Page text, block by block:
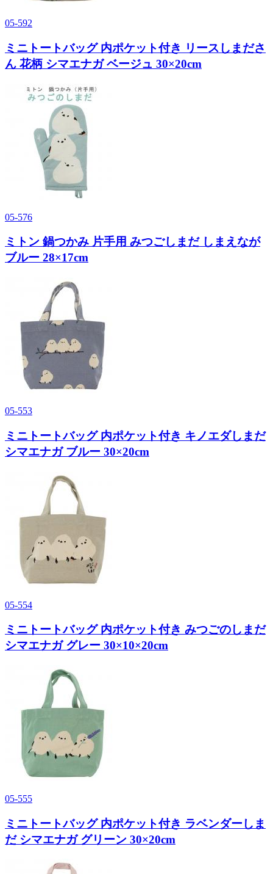
05-592
ミニトートバッグ 内ポケット付き リースしまださ
ん 花柄 シマエナガ ベージュ 30×20cm
05-576
ミトン 鍋つかみ 片手用 みつごしまだ しまえなが
ブルー 28×17cm
05-553
ミニトートバッグ 内ポケット付き キノエダしまだ
シマエナガ ブルー 30×20cm
05-554
ミニトートバッグ 内ポケット付き みつごのしまだ
シマエナガ グレー 30×10×20cm
05-555
ミニトートバッグ 内ポケット付き ラベンダーしま
だ シマエナガ グリーン 30×20cm